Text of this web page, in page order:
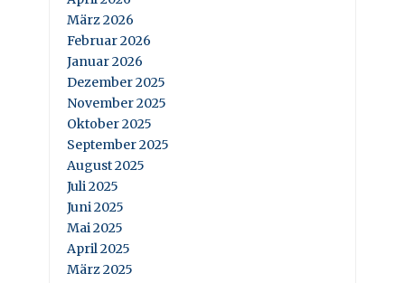
März 2026
Februar 2026
Januar 2026
Dezember 2025
November 2025
Oktober 2025
September 2025
August 2025
Juli 2025
Juni 2025
Mai 2025
April 2025
März 2025